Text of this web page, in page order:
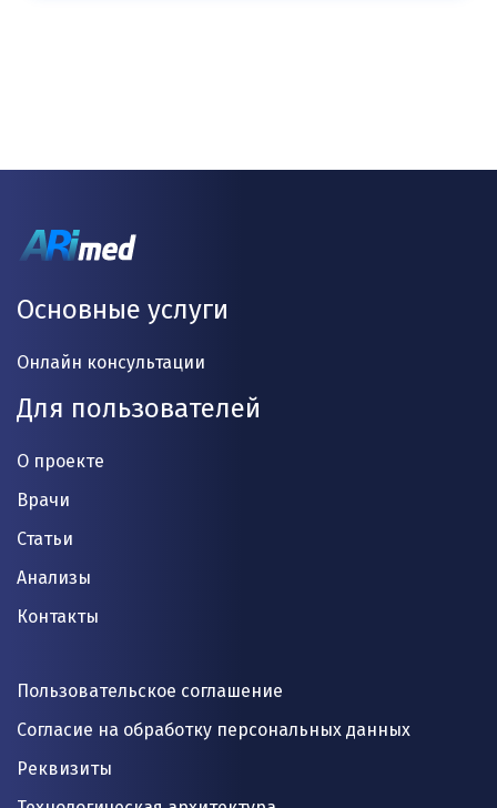
Основные услуги
Онлайн консультации
Для пользователей
О проекте
Врачи
Статьи
Анализы
Контакты
Пользовательское соглашение
Согласие на обработку персональных данных
Реквизиты